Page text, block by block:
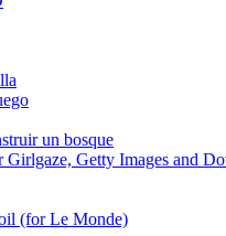
un bosque
Girlgaze, Getty Images and
(for Le Monde)